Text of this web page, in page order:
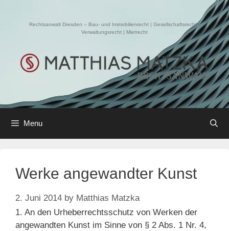
Rechtsanwalt Dresden – Bau- und Immobilienrecht | Gesellschaftsrecht |
Verwaltungsrecht | Mietrecht
Menu
Werke angewandter Kunst
2. Juni 2014 by Matthias Matzka
1. An den Urheberrechtsschutz von Werken der
angewandten Kunst im Sinne von § 2 Abs. 1 Nr. 4,